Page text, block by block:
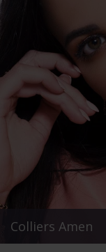
Colliers Amen